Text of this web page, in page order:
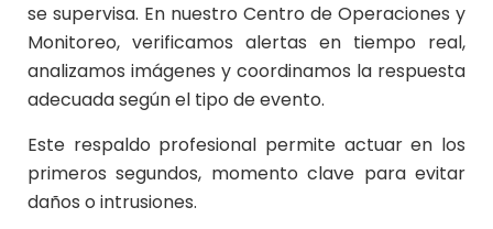
se supervisa. En nuestro Centro de Operaciones y
Monitoreo, verificamos alertas en tiempo real,
analizamos imágenes y coordinamos la respuesta
adecuada según el tipo de evento.
Este respaldo profesional permite actuar en los
primeros segundos, momento clave para evitar
daños o intrusiones.